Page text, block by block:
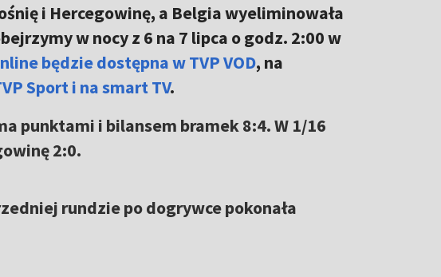
i Hercegowinę, a Belgia wyeliminowała
w nocy z 6 na 7 lipca o godz. 2:00 w
będzie dostępna w TVP VOD, na
Sport i na smart TV.
punktami i bilansem bramek 8:4. W 1/16
2:0.
rundzie po dogrywce pokonała